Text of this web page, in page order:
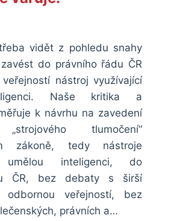
vidět z pohledu snahy
do právního řádu ČR
nástroj využívající
Naše kritika a
k návrhu na zavedení
tlumočení“
zákoně, tedy nástroje
umělou inteligenci, do
ČR, bez debaty s širší
odbornou veřejností, bez
právních a…